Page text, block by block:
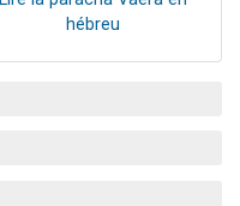
hébreu